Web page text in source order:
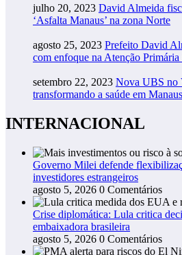
julho 20, 2023 David Almeida
‘Asfalta Manaus’ na zona Norte
agosto 25, 2023 Prefeito David
com enfoque na Atenção Primária
setembro 22, 2023 Nova UBS no
transformando a saúde em Manaus
INTERNACIONAL
Governo Milei defende
investidores estrangeiros
agosto 5, 2026 0 Comentários
Crise diplomática: Lula critica
embaixadora brasileira
agosto 5, 2026 0 Comentários